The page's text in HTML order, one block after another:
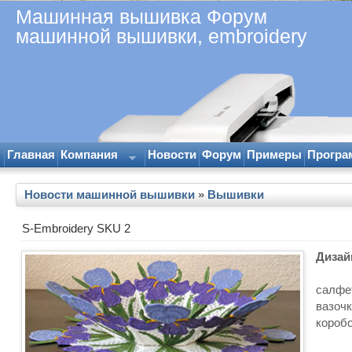
Машинная вышивка Форум
машинной вышивки, embroidery
Главная Компания Новости Форум Примеры
Новости машинной вышивки » Вышивки
S-Embroidery SKU 2